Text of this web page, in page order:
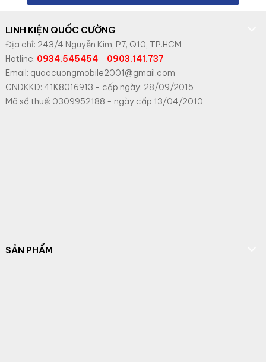
LINH KIỆN QUỐC CƯỜNG
Địa chỉ: 243/4 Nguyễn Kim, P7, Q10, TP.HCM
Hotline: 0934.545454- 0903.141.737
Email: quoccuongmobile2001@gmail.com
CNDKKD: 41K8016913 - cấp ngày: 28/09/2015
Mã số thuế: 0309952188 - ngày cấp 13/04/2010
SẢN PHẨM